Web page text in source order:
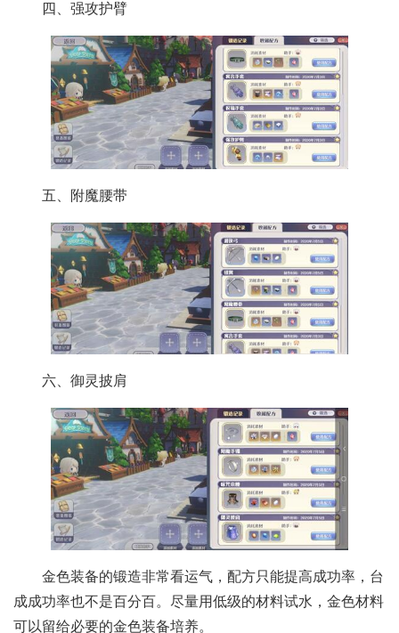
四、强攻护臂
五、附魔腰带
六、御灵披肩
金色装备的锻造非常看运气，配方只能提高成功率，台
成成功率也不是百分百。尽量用低级的材料试水，金色材料
可以留给必要的金色装备培养。